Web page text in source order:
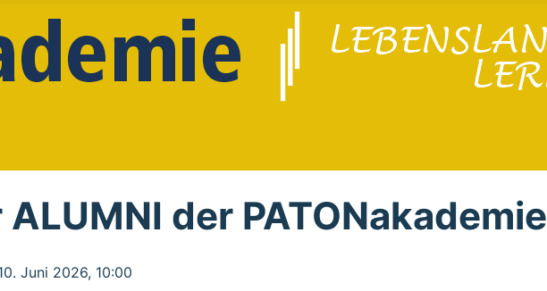
der PATONakademie
Juni 2026, 10:00